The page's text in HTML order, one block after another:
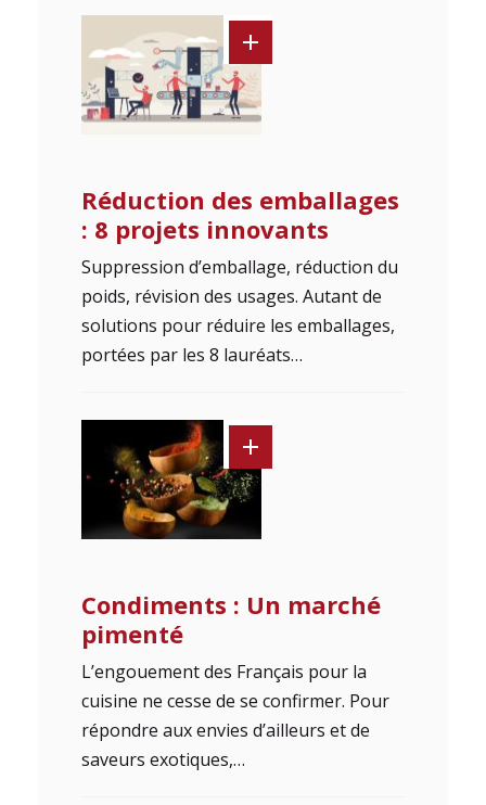
Réduction des emballages
: 8 projets innovants
Suppression d’emballage, réduction du
poids, révision des usages. Autant de
solutions pour réduire les emballages,
portées par les 8 lauréats…
Condiments : Un marché
pimenté
L’engouement des Français pour la
cuisine ne cesse de se confirmer. Pour
répondre aux envies d’ailleurs et de
saveurs exotiques,…